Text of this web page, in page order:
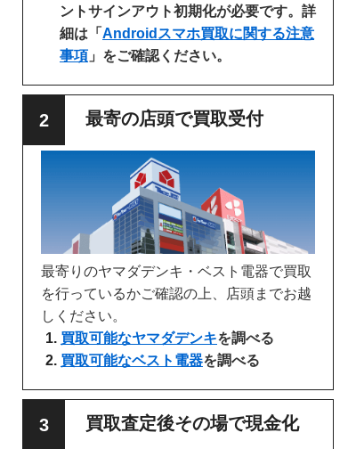
ントサインアウト初期化が必要です。詳
細は「 Androidスマホ買取に関する注意
事項 」をご確認ください。
最寄の店頭で買取受付
最寄りのヤマダデンキ・ベスト電器で買取
を行っているかご確認の上、店頭までお越
しください。
買取可能なヤマダデンキを調べる
買取可能なベスト電器を調べる
買取査定後その場で現金化